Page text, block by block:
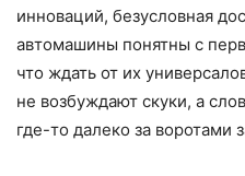
инноваций, безусловная
автомашины понятны с
что ждать от их
не возбуждают скуки, а
где-то далеко за воротами